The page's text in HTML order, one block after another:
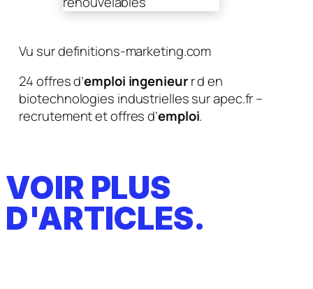
Vu sur definitions-marketing.com
24 offres d’emploi ingenieurr d en
biotechnologies industrielles sur apec.fr –
recrutement et offres d’emploi.
VOIR PLUS
D'ARTICLES.